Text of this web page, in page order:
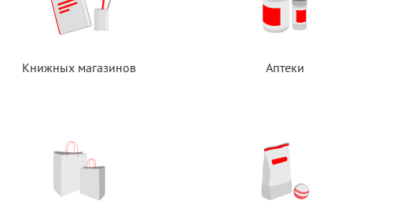
Книжных магазинов Аптеки